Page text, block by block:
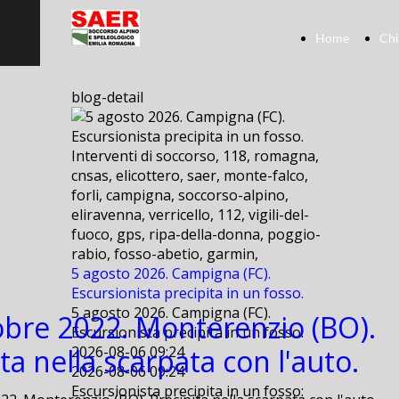
Home
blog-detail
Interventi di soccorso, 118, romagna,
cnsas, elicottero, saer, monte-falco,
forli, campigna, soccorso-alpino,
eliravenna, verricello, 112, vigili-del-
fuoco, gps, ripa-della-donna, poggio-
rabio, fosso-abetio, garmin,
5 agosto 2026. Campigna (FC).
Escursionista precipita in un fosso.
5 agosto 2026. Campigna (FC).
Escursionista precipita in un fosso.
2026-08-06 09:24
2026-08-06 09:24
Escursionista precipita in un fosso:
2022. Monterenzio (BO).
nella scarpata con l'auto.